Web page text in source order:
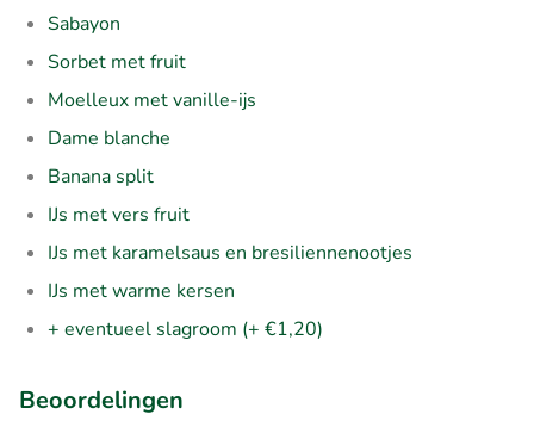
Sabayon
Sorbet met fruit
Moelleux met vanille-ijs
Dame blanche
Banana split
IJs met vers fruit
IJs met karamelsaus en bresiliennenootjes
IJs met warme kersen
+ eventueel slagroom (+ €1,20)
Beoordelingen